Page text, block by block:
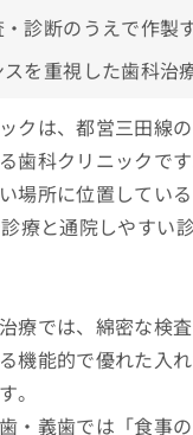
診断のうえで作製
を重視した歯科治
クは、都営三田線
歯科クリニックです
場所に位置してい
療と通院しやすい
療では、綿密な検査
機能的で優れた入
。
・義歯では「食事の